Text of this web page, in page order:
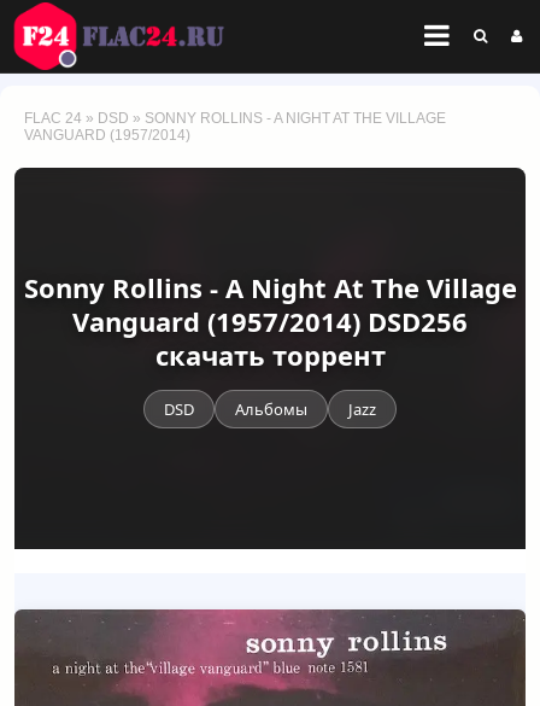
FLAC 24 » DSD » SONNY ROLLINS - A NIGHT AT THE VILLAGE
VANGUARD (1957/2014)
Sonny Rollins - A Night At The Village
Vanguard (1957/2014) DSD256
скачать торрент
DSD Альбомы Jazz